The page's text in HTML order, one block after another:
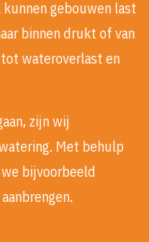
gebouwen last
binnen drukt of van
wateroverlast en
zijn wij
Met behulp
bijvoorbeeld